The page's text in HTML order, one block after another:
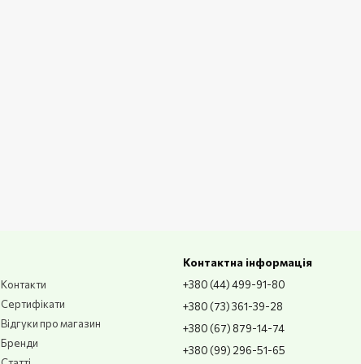
Контакти
Сертифікати
Відгуки про магазин
Бренди
Контактна інформація
+380 (44) 499-91-80
+380 (73) 361-39-28
+380 (67) 879-14-74
+380 (99) 296-51-65